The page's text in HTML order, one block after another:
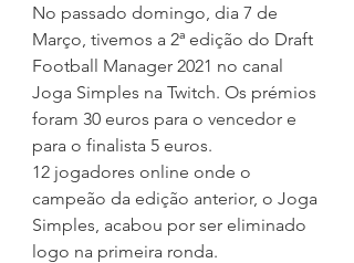
No passado domingo, dia 7 de
Março, tivemos a 2ª edição do Draft
Football Manager 2021 no canal
Joga Simples na Twitch. Os prémios
foram 30 euros para o vencedor e
para o finalista 5 euros.
12 jogadores online onde o
campeão da edição anterior, o Joga
Simples, acabou por ser eliminado
logo na primeira ronda.